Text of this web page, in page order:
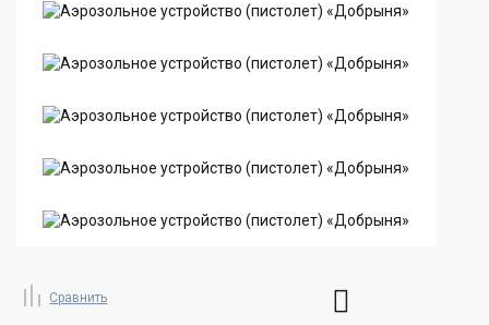
Сравнить